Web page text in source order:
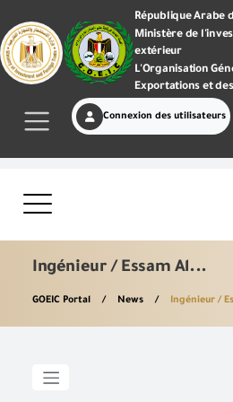
République Arabe
Ministère de
extérieur
L'Organisation
Exportations et
Connexion des utilisateurs
Ingénieur / Essam Al...
GOEIC Portal News Ingénieur /